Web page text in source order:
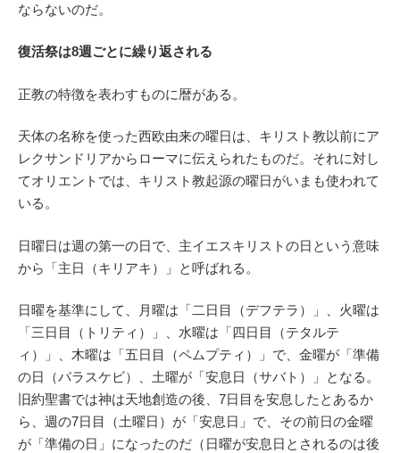
ならないのだ。
復活祭は8週ごとに繰り返される
正教の特徴を表わすものに暦がある。
天体の名称を使った西欧由来の曜日は、キリスト教以前にア
レクサンドリアからローマに伝えられたものだ。それに対し
てオリエントでは、キリスト教起源の曜日がいまも使われて
いる。
日曜日は週の第一の日で、主イエスキリストの日という意味
から「主日（キリアキ）」と呼ばれる。
日曜を基準にして、月曜は「二日目（デフテラ）」、火曜は
「三日目（トリティ）」、水曜は「四日目（テタルテ
ィ）」、木曜は「五日目（ペムプティ）」で、金曜が「準備
の日（パラスケビ）、土曜が「安息日（サバト）」となる。
旧約聖書では神は天地創造の後、7日目を安息したとあるか
ら、週の7日目（土曜日）が「安息日」で、その前日の金曜
が「準備の日」になったのだ（日曜が安息日とされるのは後